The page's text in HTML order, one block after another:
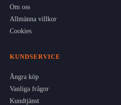
Om oss
Allmänna villkor
Cookies
KUNDSERVICE
Ångra köp
Vanliga frågor
Kundtjänst